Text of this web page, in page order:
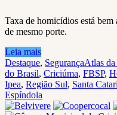
Taxa de homicídios está bem
de mesmo porte.
Leia mais
Destaque, SegurançaAtlas
do Brasil, Criciúma, FBSP,
Ipea, Região Sul, Santa
Espíndola